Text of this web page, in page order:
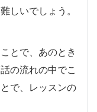
しいでしょう。
とで、あのとき
の流れの中でこ
で、レッスンの